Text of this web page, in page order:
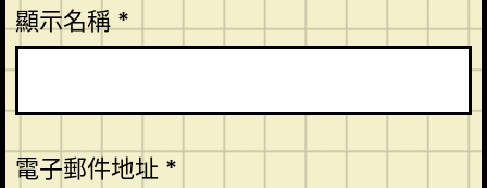
顯示名稱*
電子郵件地址 *